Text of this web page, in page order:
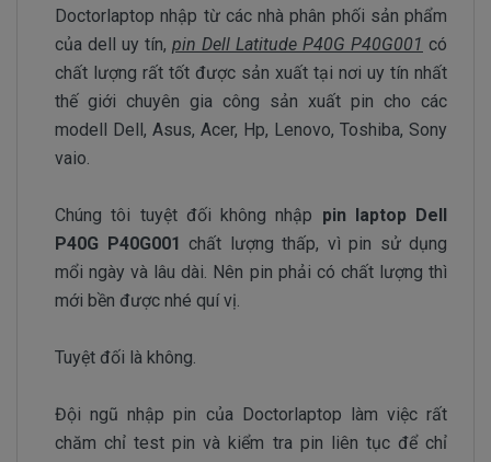
Doctorlaptop nhập từ các nhà phân phối sản phẩm
của dell uy tín, pin Dell Latitude P40G P40G001 có
chất lượng rất tốt được sản xuất tại nơi uy tín nhất
thế giới chuyên gia công sản xuất pin cho các
modell Dell, Asus, Acer, Hp, Lenovo, Toshiba, Sony
vaio.
Chúng tôi tuyệt đối không nhập pin laptop Dell
P40G P40G001 chất lượng thấp, vì pin sử dụng
mổi ngày và lâu dài. Nên pin phải có chất lượng thì
mới bền được nhé quí vị.
Tuyệt đối là không.
Đội ngũ nhập pin của Doctorlaptop làm việc rất
chăm chỉ test pin và kiểm tra pin liên tục để chỉ